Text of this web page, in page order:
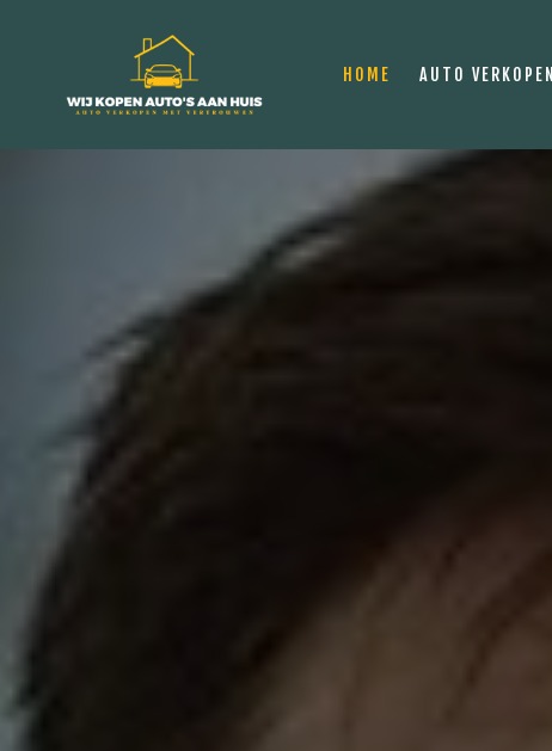
HOME AUTO VERKOPEN